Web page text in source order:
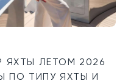
ЯХТЫ ЛЕТОМ 2026
ПО ТИПУ ЯХТЫ И